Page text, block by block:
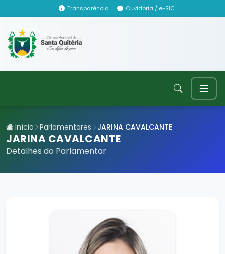
Transparência Ouvidoria / e-SIC
Início Parlamentares JARINA CAVALCANTE
JARINA CAVALCANTE
Detalhes do Parlamentar